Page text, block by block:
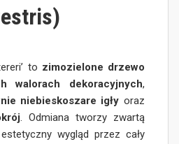
to zimozielone drzewo
walorach dekoracyjnych,
niebieskoszare igły oraz
. Odmiana tworzy zwartą
wygląd przez cały